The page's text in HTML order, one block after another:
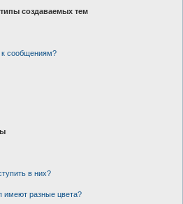
создаваемых тем
к сообщениям?
в них?
имеют разные цвета?